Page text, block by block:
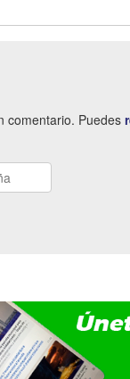
comentario. Puedes